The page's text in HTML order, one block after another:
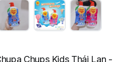
Chups Kids Thái Lan -